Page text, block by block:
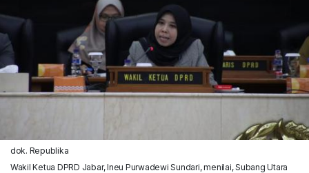
dok. Republika
Wakil Ketua DPRD Jabar, Ineu Purwadewi Sundari, menilai, Subang Utara